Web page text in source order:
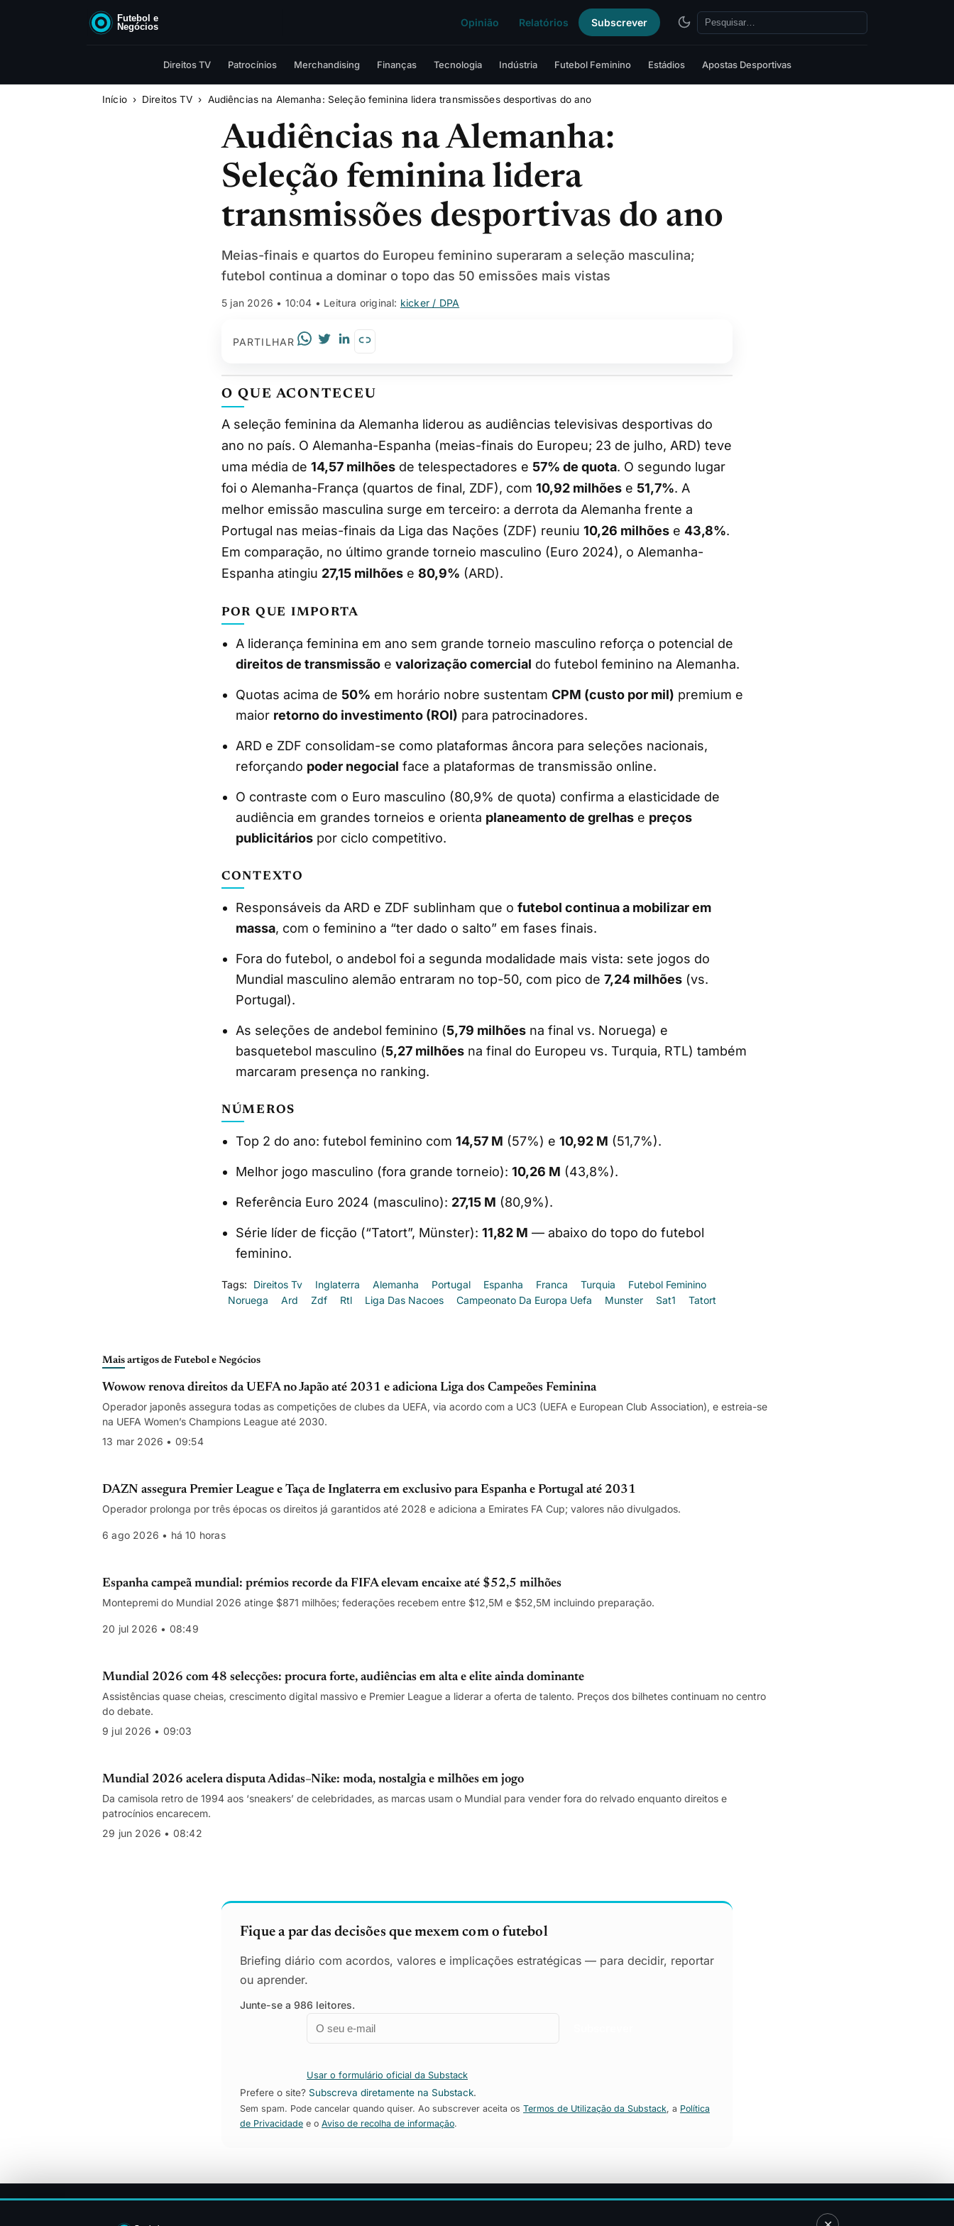
Opinião Relatórios Subscrever
Direitos TV Patrocínios Merchandising Finanças Tecnologia Indústria Futebol Feminino Estádios Apostas Desportivas
Início Direitos TV Audiências na Alemanha: Seleção feminina lidera transmissões desportivas do ano
Audiências na Alemanha:
Seleção feminina lidera
transmissões desportivas do ano
Meias-finais e quartos do Europeu feminino superaram a seleção masculina;
futebol continua a dominar o topo das 50 emissões mais vistas
5 jan 2026 • 10:04 • Leitura original: kicker / DPA
PARTILHAR
O QUE ACONTECEU
A seleção feminina da Alemanha liderou as audiências televisivas desportivas do
ano no país. O Alemanha-Espanha (meias-finais do Europeu; 23 de julho, ARD) teve
uma média de 14,57 milhões de telespectadores e 57% de quota. O segundo lugar
foi o Alemanha-França (quartos de final, ZDF), com 10,92 milhões e 51,7%. A
melhor emissão masculina surge em terceiro: a derrota da Alemanha frente a
Portugal nas meias-finais da Liga das Nações (ZDF) reuniu 10,26 milhões e 43,8%.
Em comparação, no último grande torneio masculino (Euro 2024), o Alemanha-
Espanha atingiu 27,15 milhões e 80,9% (ARD).
POR QUE IMPORTA
A liderança feminina em ano sem grande torneio masculino reforça o potencial de
direitos de transmissão e valorização comercial do futebol feminino na Alemanha.
Quotas acima de 50% em horário nobre sustentam CPM (custo por mil) premium e
maior retorno do investimento (ROI) para patrocinadores.
ARD e ZDF consolidam-se como plataformas âncora para seleções nacionais,
reforçando poder negocial face a plataformas de transmissão online.
O contraste com o Euro masculino (80,9% de quota) confirma a elasticidade de
audiência em grandes torneios e orienta planeamento de grelhas e preços
publicitários por ciclo competitivo.
CONTEXTO
Responsáveis da ARD e ZDF sublinham que o futebol continua a mobilizar em
massa, com o feminino a “ter dado o salto” em fases finais.
Fora do futebol, o andebol foi a segunda modalidade mais vista: sete jogos do
Mundial masculino alemão entraram no top-50, com pico de 7,24 milhões (vs.
Portugal).
As seleções de andebol feminino (5,79 milhões na final vs. Noruega) e
basquetebol masculino (5,27 milhões na final do Europeu vs. Turquia, RTL) também
marcaram presença no ranking.
NÚMEROS
Top 2 do ano: futebol feminino com 14,57 M (57%) e 10,92 M (51,7%).
Melhor jogo masculino (fora grande torneio): 10,26 M (43,8%).
Referência Euro 2024 (masculino): 27,15 M (80,9%).
Série líder de ficção (“Tatort”, Münster): 11,82 M — abaixo do topo do futebol
feminino.
Tags: Direitos Tv Inglaterra Alemanha Portugal Espanha Franca Turquia
Futebol Feminino
Noruega
Ard Zdf Rtl Liga Das Nacoes Campeonato Da Europa Uefa Munster Sat1 Tatort
Mais artigos de Futebol e Negócios
Wowow renova direitos da UEFA no Japão até 2031 e adiciona Liga dos Campeões Feminina
Operador japonês assegura todas as competições de clubes da UEFA, via acordo com a UC3 (UEFA e European Club Association), e estreia-se
na UEFA Women’s Champions League até 2030.
13 mar 2026 • 09:54
DAZN assegura Premier League e Taça de Inglaterra em exclusivo para Espanha e Portugal até 2031
Operador prolonga por três épocas os direitos já garantidos até 2028 e adiciona a Emirates FA Cup; valores não divulgados.
6 ago 2026 • há 10 horas
Espanha campeã mundial: prémios recorde da FIFA elevam encaixe até $52,5 milhões
Montepremi do Mundial 2026 atinge $871 milhões; federações recebem entre $12,5M e $52,5M incluindo preparação.
20 jul 2026 • 08:49
Mundial 2026 com 48 selecções: procura forte, audiências em alta e elite ainda dominante
Assistências quase cheias, crescimento digital massivo e Premier League a liderar a oferta de talento. Preços dos bilhetes continuam no centro
do debate.
9 jul 2026 • 09:03
Mundial 2026 acelera disputa Adidas–Nike: moda, nostalgia e milhões em jogo
Da camisola retro de 1994 aos ‘sneakers’ de celebridades, as marcas usam o Mundial para vender fora do relvado enquanto direitos e
patrocínios encarecem.
29 jun 2026 • 08:42
Fique a par das decisões que mexem com o futebol
Briefing diário com acordos, valores e implicações estratégicas — para decidir, reportar
ou aprender.
Junte-se a 986 leitores.
Email
Empresa
Usar o formulário oficial da Substack
Prefere o site? Subscreva diretamente na Substack.
Sem spam. Pode cancelar quando quiser. Ao subscrever aceita os Termos de Utilização da Substack , a Política
de Privacidade e o Aviso de recolha de informação.